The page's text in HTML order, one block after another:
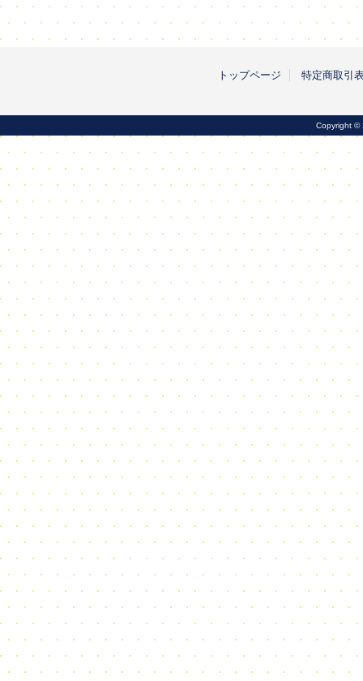
トップページ 特定商取引
Copyright ©